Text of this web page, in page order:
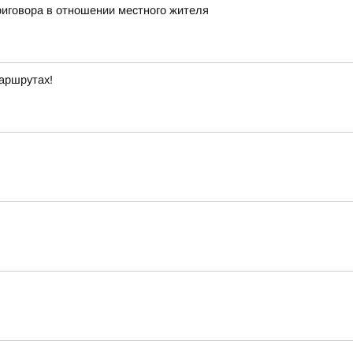
в отношении местного жителя